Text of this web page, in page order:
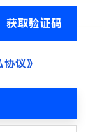
获取验证码
协议》